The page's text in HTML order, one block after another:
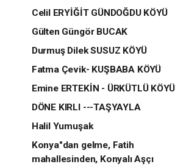
Celil ERYİĞİT GÜNDOĞDU KÖYÜ
Gülten Güngör BUCAK
Durmuş Dilek SUSUZ KÖYÜ
Fatma Çevik- KUŞBABA KÖYÜ
Emine ERTEKİN - ÜRKÜTLÜ KÖYÜ
DÖNE KIRLI ---TAŞYAYLA
Halil Yumuşak
Konya"dan gelme, Fatih
mahallesinden, Konyalı Aşçı